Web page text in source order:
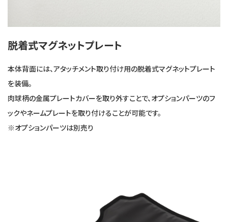
脱着式マグネットプレート
本体背面には、アタッチメント取り付け用の脱着式マグネットプレート
を装備。
肉球柄の金属プレートカバーを取り外すことで、オプションパーツのフ
ックやネームプレートを取り付けることが可能です。
※オプションパーツは別売り